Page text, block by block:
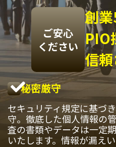
ご安心
ください
創
PIO
信
秘密厳守
セキュリティ規定に基づ
守。徹底した個人情報の
査の書類やデータは一定
いたします。情報が漏え